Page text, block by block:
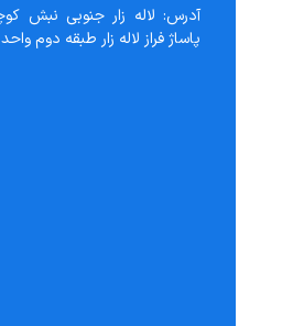
پاساژ فراز لاله زار طبقه دوم واحد 12